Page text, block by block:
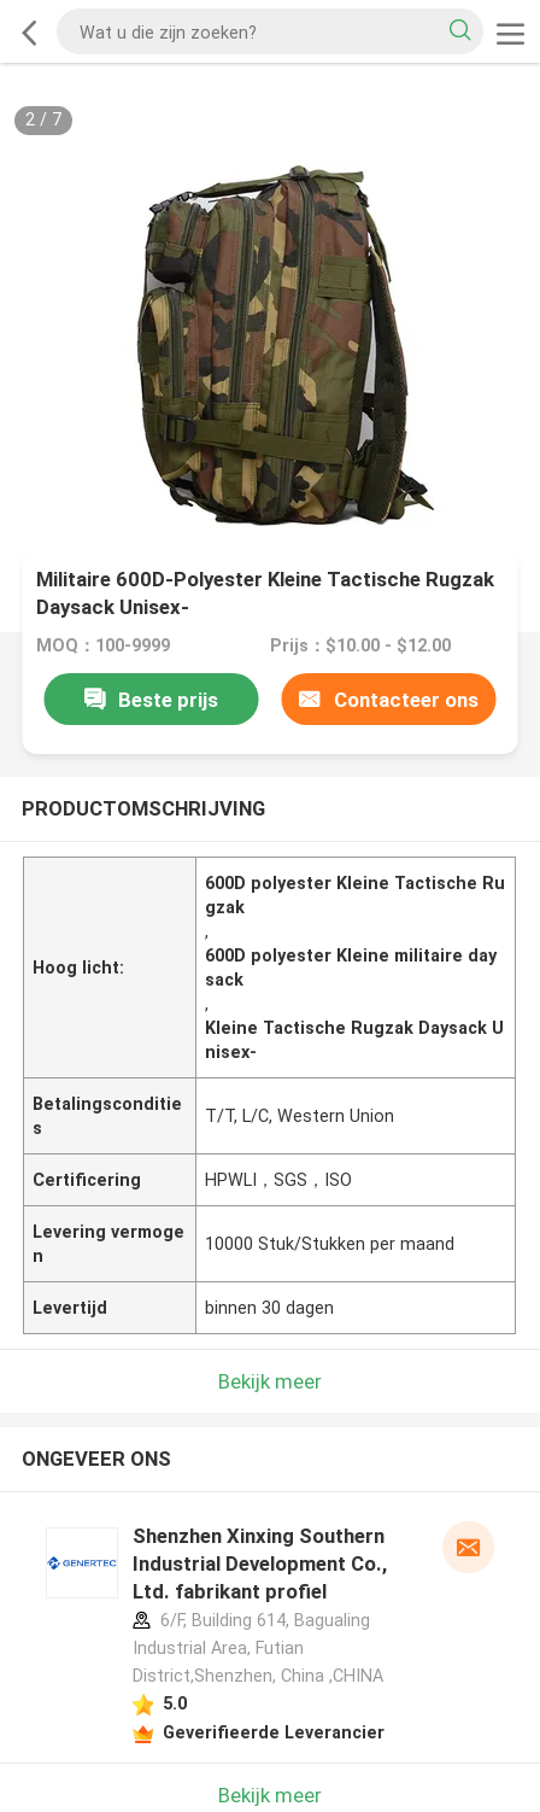
2/ 7
Militaire 600D-Polyester Kleine Tactische Rugzak
Daysack Unisex-
MOQ：100-9999 Prijs：$10.00 - $12.00
Beste prijs Contacteer ons
PRODUCTOMSCHRIJVING
Hoog licht:
600D polyester Kleine Tactische Ru
gzak
,
600D polyester Kleine militaire day
sack
,
Kleine Tactische Rugzak Daysack U
nisex-
Betalingsconditie
s
T/T, L/C, Western Union
Certificering HPWLI，SGS，ISO
Levering vermoge
n
10000 Stuk/Stukken per maand
Levertijd binnen 30 dagen
Bekijk meer
ONGEVEER ONS
Shenzhen Xinxing Southern
Industrial Development Co.,
Ltd. fabrikant profiel
6/F, Building 614, Bagualing
Industrial Area, Futian
District,Shenzhen, China ,CHINA
5.0
Geverifieerde Leverancier
Bekijk meer